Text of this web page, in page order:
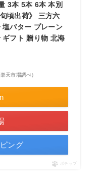
3本 5本 6本 本別
頃出荷》 三方六
バター プレーン
ギフト 贈り物 北海
天市場調べ）
ング
ポチップ